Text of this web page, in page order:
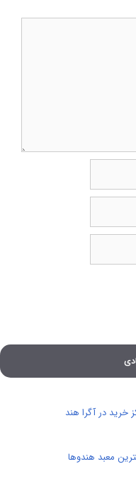
خرید در آگرا هند
معبد هندوها